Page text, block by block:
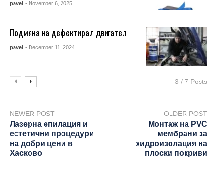
pavel - November 6, 2025
Подмяна на дефектирал двигател
pavel - December 11, 2024
3 / 7 Posts
NEWER POST
Лазерна епилация и
естетични процедури
на добри цени в
Хасково
OLDER POST
Монтаж на PVC
мембрани за
хидроизолация на
плоски покриви